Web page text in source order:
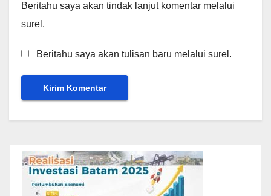
Beritahu saya akan tindak lanjut komentar melalui
surel.
Beritahu saya akan tulisan baru melalui surel.